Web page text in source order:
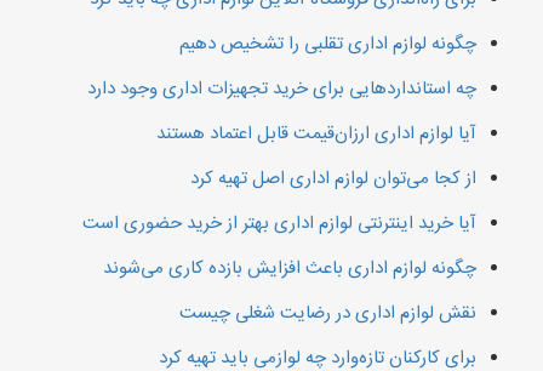
چگونه لوازم اداری تقلبی را تشخیص دهیم
چه استانداردهایی برای خرید تجهیزات اداری وجود دارد
آیا لوازم اداری ارزان‌قیمت قابل اعتماد هستند
از کجا می‌توان لوازم اداری اصل تهیه کرد
آیا خرید اینترنتی لوازم اداری بهتر از خرید حضوری است
چگونه لوازم اداری باعث افزایش بازده کاری می‌شوند
نقش لوازم اداری در رضایت شغلی چیست
برای کارکنان تازه‌وارد چه لوازمی باید تهیه کرد